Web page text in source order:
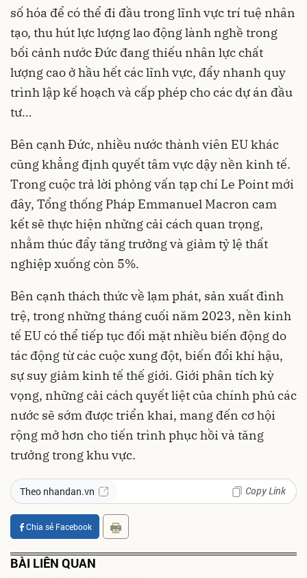
số hóa để có thể đi đầu trong lĩnh vực trí tuệ nhân
tạo, thu hút lực lượng lao động lành nghề trong
bối cảnh nước Đức đang thiếu nhân lực chất
lượng cao ở hầu hết các lĩnh vực, đẩy nhanh quy
trình lập kế hoạch và cấp phép cho các dự án đầu
tư…
Bên cạnh Đức, nhiều nước thành viên EU khác
cũng khẳng định quyết tâm vực dậy nền kinh tế.
Trong cuộc trả lời phỏng vấn tạp chí Le Point mới
đây, Tổng thống Pháp Emmanuel Macron cam
kết sẽ thực hiện những cải cách quan trọng,
nhằm thúc đẩy tăng trưởng và giảm tỷ lệ thất
nghiệp xuống còn 5%.
Bên cạnh thách thức về lạm phát, sản xuất đình
trệ, trong những tháng cuối năm 2023, nền kinh
tế EU có thể tiếp tục đối mặt nhiều biến động do
tác động từ các cuộc xung đột, biến đổi khí hậu,
sự suy giảm kinh tế thế giới. Giới phân tích kỳ
vọng, những cải cách quyết liệt của chính phủ các
nước sẽ sớm được triển khai, mang đến cơ hội
rộng mở hơn cho tiến trình phục hồi và tăng
trưởng trong khu vực.
Theo nhandan.vn Copy Link
Chia sẻ Facebook
BÀI LIÊN QUAN